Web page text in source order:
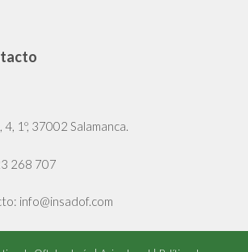
1º, 37002 Salamanca.
268 707
: info@insadof.com